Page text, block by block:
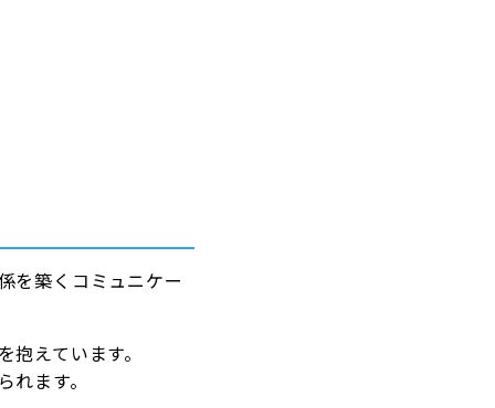
を築くコミュニケー
えています。
ます。